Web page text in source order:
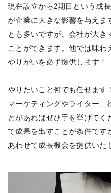
現在設立から2期目という成
が企業に大きな影響を与えま
とも多いですが、会社が大き
ことができます。他では味わ
やりがいを必ず提供します！
やりたいこと何でも任せます！
マーケティングやライター、
とがあればぜひ手を挙げてく
で成果を出すことが条件です
あわせて成長機会を提供いた